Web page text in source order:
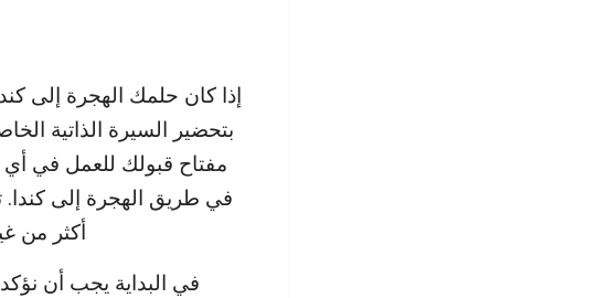
إذا كان حلمك الهجرة إلى
بتحضير السيرة الذاتية
مفتاح قبولك للعمل في أي
في طريق الهجرة إلى كندا.
أكثر من
في البداية يجب أن